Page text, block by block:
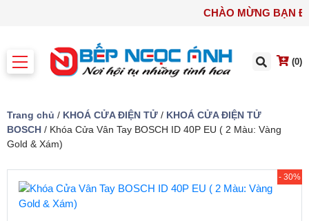
CHÀO MỪNG
(0)
Trang chủ / KHOÁ CỬA ĐIỆN TỬ / KHOÁ CỬA ĐIỆN TỬ
BOSCH / Khóa Cửa Vân Tay BOSCH ID 40P EU ( 2 Màu: Vàng
Gold & Xám)
- 30%